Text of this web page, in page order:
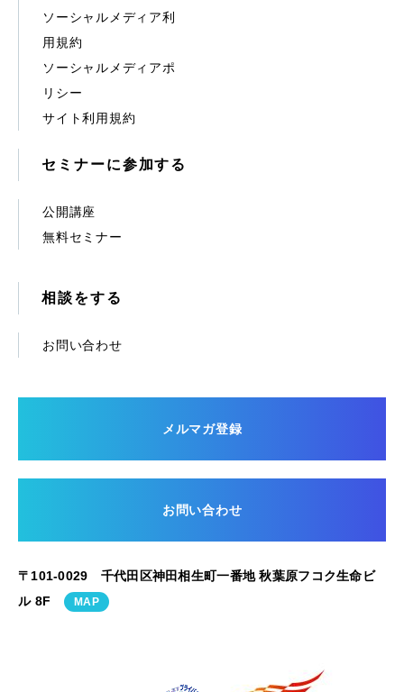
ソーシャルメディア利
用規約
ソーシャルメディアポ
リシー
サイト利用規約
セミナーに参加する
公開講座
無料セミナー
相談をする
お問い合わせ
メルマガ登録
お問い合わせ
〒101-0029 千代田区神田相生町一番地 秋葉原フコク生命ビ
ル 8F
MAP